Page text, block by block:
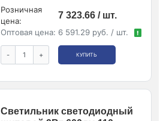
Розничная
цена:
7 323.66 / шт.
Оптовая цена: 6 591.29 руб. / шт. !
- + КУПИТЬ
Светильник светодиодный